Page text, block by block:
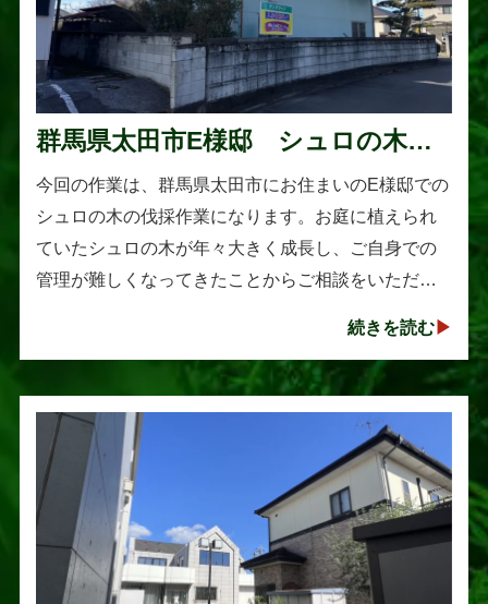
群馬県太田市E様邸 シュロの木の
伐採作業
今回の作業は、群馬県太田市にお住まいのE様邸での
シュロの木の伐採作業になります。お庭に植えられ
ていたシュロの木が年々大きく成長し、ご自身での
管理が難しくなってきたことからご相談をいただき
続きを読む